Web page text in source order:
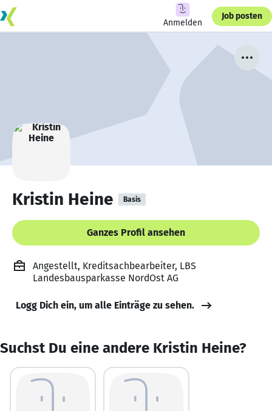
Anmelden
Job posten
Kristin Heine Basis
Ganzes Profil ansehen
Angestellt, Kreditsachbearbeiter, LBS
Landesbausparkasse NordOst AG
Logg Dich ein, um alle Einträge zu sehen.
Suchst Du eine andere Kristin Heine?